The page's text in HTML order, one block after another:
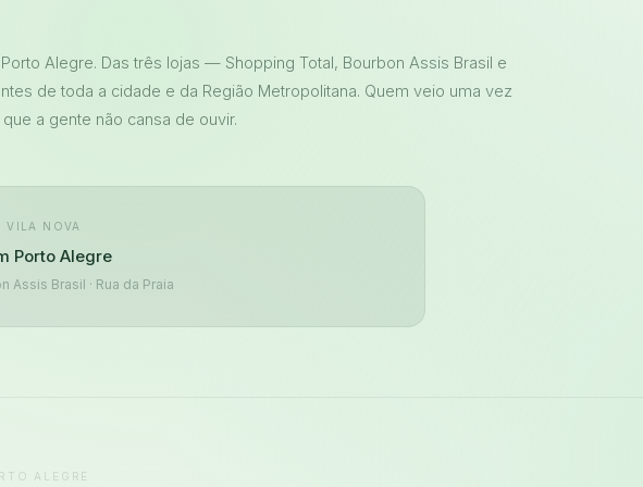
Alegre. Das três lojas — Shopping Total, Bourbon Assis Brasil e
de toda a cidade e da Região Metropolitana. Quem veio uma vez
a gente não cansa de ouvir.
VILA NOVA
Porto Alegre
Assis Brasil · Rua da Praia
ALEGRE